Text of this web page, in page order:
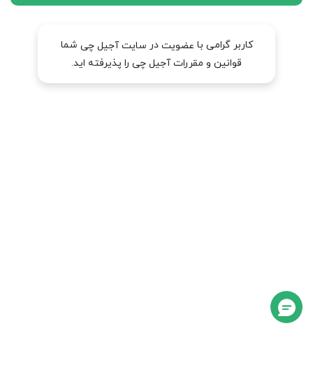
کاربر گرامی با عضویت در سایت آجیل چی شما
قوانین و مقررات آجیل چی را پذیرفته اید.